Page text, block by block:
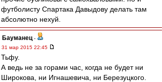
футболисту Спартака Давыдову делать там
абсолютно нехуй.
Бауманец -
31 мар 2015 22:45
Тьфу.
А ведь не за горами час, когда не будет ни
Широкова, ни Игнашевича, ни Березуцкого.